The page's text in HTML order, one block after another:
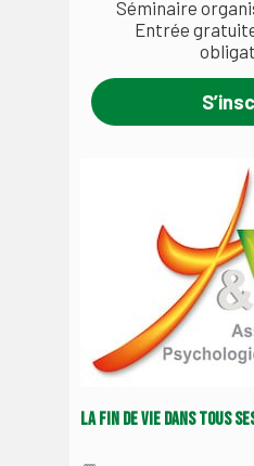
Séminaire
Entrée
La fin de vie dans tous